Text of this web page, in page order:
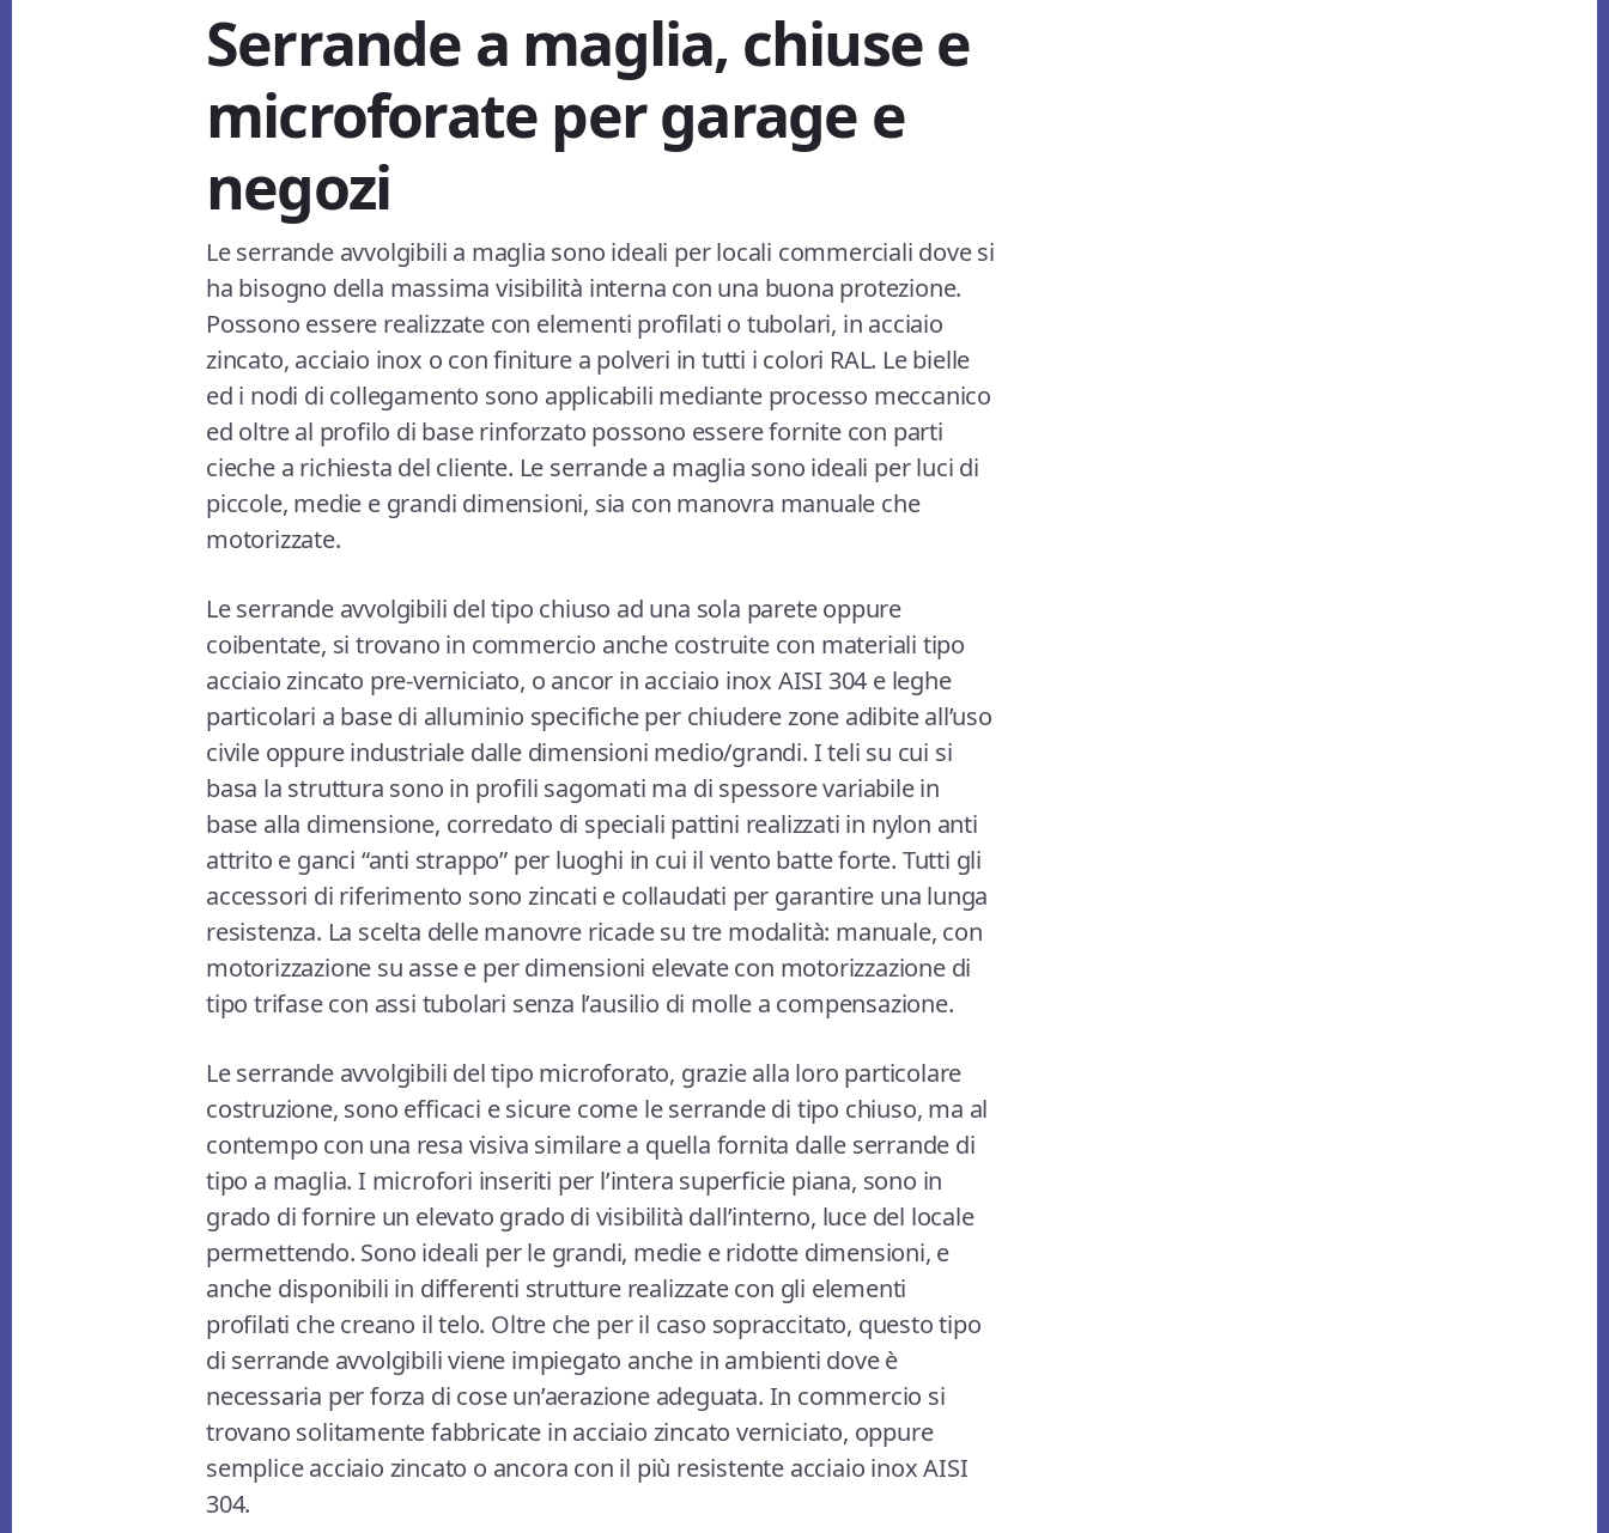
Serrande a maglia, chiuse e
microforate per garage e
negozi
Le serrande avvolgibili a maglia sono ideali per locali commerciali dove si
ha bisogno della massima visibilità interna con una buona protezione.
Possono essere realizzate con elementi profilati o tubolari, in acciaio
zincato, acciaio inox o con finiture a polveri in tutti i colori RAL. Le bielle
ed i nodi di collegamento sono applicabili mediante processo meccanico
ed oltre al profilo di base rinforzato possono essere fornite con parti
cieche a richiesta del cliente. Le serrande a maglia sono ideali per luci di
piccole, medie e grandi dimensioni, sia con manovra manuale che
motorizzate.
Le serrande avvolgibili del tipo chiuso ad una sola parete oppure
coibentate, si trovano in commercio anche costruite con materiali tipo
acciaio zincato pre-verniciato, o ancor in acciaio inox AISI 304 e leghe
particolari a base di alluminio specifiche per chiudere zone adibite all’uso
civile oppure industriale dalle dimensioni medio/grandi. I teli su cui si
basa la struttura sono in profili sagomati ma di spessore variabile in
base alla dimensione, corredato di speciali pattini realizzati in nylon anti
attrito e ganci “anti strappo” per luoghi in cui il vento batte forte. Tutti gli
accessori di riferimento sono zincati e collaudati per garantire una lunga
resistenza. La scelta delle manovre ricade su tre modalità: manuale, con
motorizzazione su asse e per dimensioni elevate con motorizzazione di
tipo trifase con assi tubolari senza l’ausilio di molle a compensazione.
Le serrande avvolgibili del tipo microforato, grazie alla loro particolare
costruzione, sono efficaci e sicure come le serrande di tipo chiuso, ma al
contempo con una resa visiva similare a quella fornita dalle serrande di
tipo a maglia. I microfori inseriti per l’intera superficie piana, sono in
grado di fornire un elevato grado di visibilità dall’interno, luce del locale
permettendo. Sono ideali per le grandi, medie e ridotte dimensioni, e
anche disponibili in differenti strutture realizzate con gli elementi
profilati che creano il telo. Oltre che per il caso sopraccitato, questo tipo
di serrande avvolgibili viene impiegato anche in ambienti dove è
necessaria per forza di cose un’aerazione adeguata. In commercio si
trovano solitamente fabbricate in acciaio zincato verniciato, oppure
semplice acciaio zincato o ancora con il più resistente acciaio inox AISI
304.